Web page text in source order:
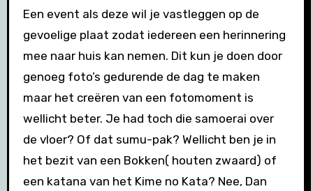
Een event als deze wil je vastleggen op de
gevoelige plaat zodat iedereen een herinnering
mee naar huis kan nemen. Dit kun je doen door
genoeg foto’s gedurende de dag te maken
maar het creëren van een fotomoment is
wellicht beter. Je had toch die samoerai over
de vloer? Of dat sumu-pak? Wellicht ben je in
het bezit van een Bokken( houten zwaard) of
een katana van het Kime no Kata? Nee, Dan